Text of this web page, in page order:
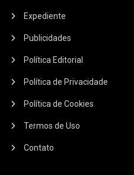
Expediente
Publicidades
Política Editorial
Política de Privacidade
Política de Cookies
Termos de Uso
Contato